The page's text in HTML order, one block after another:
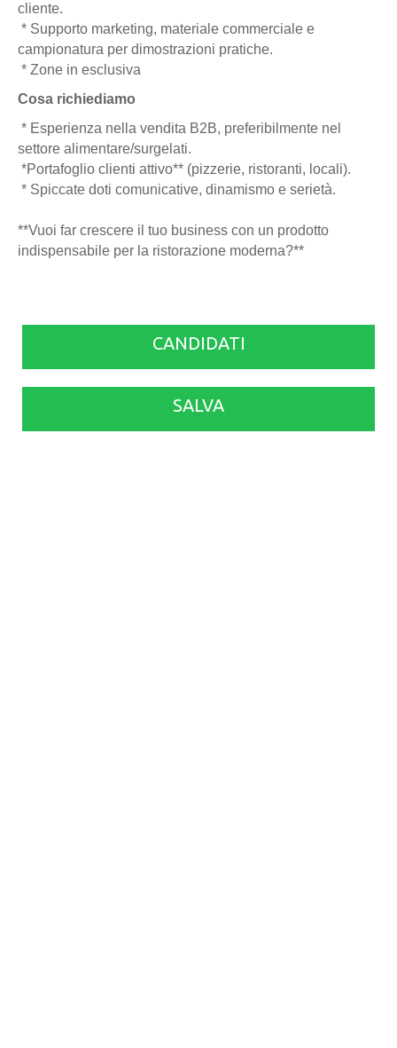
cliente.
* Supporto marketing, materiale commerciale e
campionatura per dimostrazioni pratiche.
* Zone in esclusiva
Cosa richiediamo
* Esperienza nella vendita B2B, preferibilmente nel
settore alimentare/surgelati.
*Portafoglio clienti attivo** (pizzerie, ristoranti, locali).
* Spiccate doti comunicative, dinamismo e serietà.
**Vuoi far crescere il tuo business con un prodotto
indispensabile per la ristorazione moderna?**
CANDIDATI
SALVA